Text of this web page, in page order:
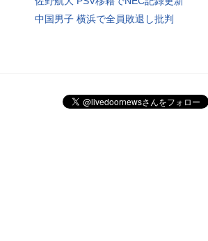
中国男子 横浜で全員敗退し批判